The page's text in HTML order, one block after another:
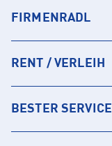
FIRMENRADL
RENT / VERLEIH
BESTER SERVICE